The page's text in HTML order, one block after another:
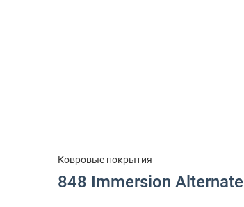
Ковровые покрытия
848 Immersion Alternate